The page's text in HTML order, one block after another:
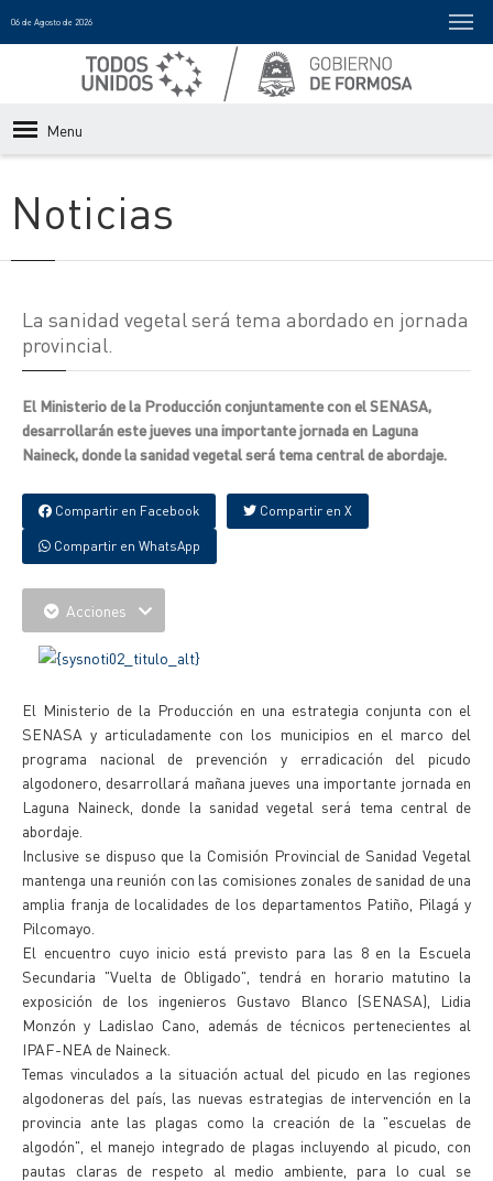
06 de Agosto de 2026
Menu
Noticias
La sanidad vegetal será tema abordado en jornada
provincial.
El Ministerio de la Producción conjuntamente con el SENASA,
desarrollarán este jueves una importante jornada en Laguna
Naineck, donde la sanidad vegetal será tema central de abordaje.
Compartir en Facebook Compartir en X
Compartir en WhatsApp
Acciones
El Ministerio de la Producción en una estrategia conjunta con el
SENASA y articuladamente con los municipios en el marco del
programa nacional de prevención y erradicación del picudo
algodonero, desarrollará mañana jueves una importante jornada en
Laguna Naineck, donde la sanidad vegetal será tema central de
abordaje.
Inclusive se dispuso que la Comisión Provincial de Sanidad Vegetal
mantenga una reunión con las comisiones zonales de sanidad de una
amplia franja de localidades de los departamentos Patiño, Pilagá y
Pilcomayo.
El encuentro cuyo inicio está previsto para las 8 en la Escuela
Secundaria "Vuelta de Obligado", tendrá en horario matutino la
exposición de los ingenieros Gustavo Blanco (SENASA), Lidia
Monzón y Ladislao Cano, además de técnicos pertenecientes al
IPAF-NEA de Naineck.
Temas vinculados a la situación actual del picudo en las regiones
algodoneras del país, las nuevas estrategias de intervención en la
provincia ante las plagas como la creación de la "escuelas de
algodón", el manejo integrado de plagas incluyendo al picudo, con
pautas claras de respeto al medio ambiente, para lo cual se